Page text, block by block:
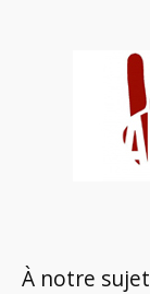
À notre sujet